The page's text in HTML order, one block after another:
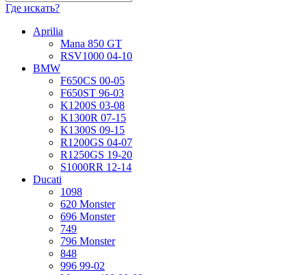
Где искать?
Aprilia
Mana 850 GT
RSV1000 04-10
BMW
F650CS 00-05
F650ST 96-03
K1200S 03-08
K1300R 07-15
K1300S 09-15
R1200GS 04-07
R1250GS 19-20
S1000RR 12-14
Ducati
1098
620 Monster
696 Monster
749
796 Monster
848
996 99-02